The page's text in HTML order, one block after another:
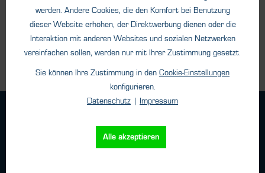
werden. Andere Cookies, die den Komfort bei Benutzung
dieser Website erhöhen, der Direktwerbung dienen oder die
Interaktion mit anderen Websites und sozialen Netzwerken
vereinfachen sollen, werden nur mit Ihrer Zustimmung gesetzt.
Sie können Ihre Zustimmung in den Cookie-Einstellungen
konfigurieren.
Datenschutz | Impressum
Alle akzeptieren